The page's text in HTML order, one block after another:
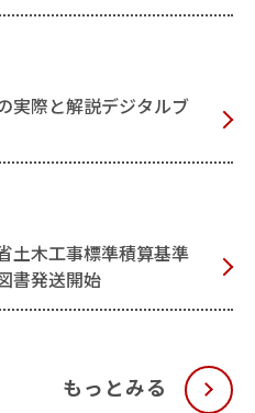
実際と解説デジタルブ
土木工事標準積算基準
書発送開始
もっとみる